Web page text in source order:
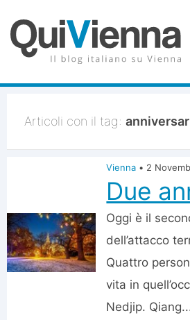
Articoli con il tag:
Vienna • 2
Due
Oggi è il
dell’attacco
Quattro
vita in
Nedjip.